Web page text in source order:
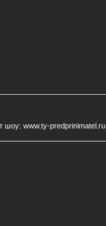
шоу: www.ty-predprinimatel.ru